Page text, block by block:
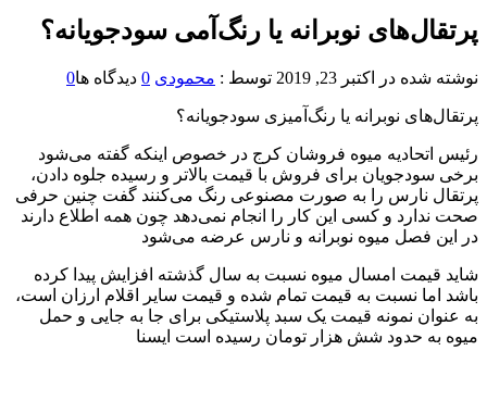
پرتقال‌های نوبرانه یا رنگ‌آمی سودجویانه؟
نوشته شده در اکتبر 23, 2019 توسط : محمودی 0 دیدگاه ها0
پرتقال‌های نوبرانه یا رنگ‌آمیزی سودجویانه؟
رئیس اتحادیه میوه فروشان کرج در خصوص اینکه گفته می‌شود
برخی سودجویان برای فروش با قیمت بالاتر و رسیده جلوه دادن،
پرتقال نارس را به صورت مصنوعی رنگ می‌کنند گفت چنین حرفی
صحت ندارد و کسی این کار را انجام نمی‌دهد چون همه اطلاع دارند
در این فصل میوه نوبرانه و نارس عرضه می‌شود
شاید قیمت امسال میوه نسبت به سال گذشته افزایش پیدا کرده
باشد اما نسبت به قیمت تمام شده و قیمت سایر اقلام ارزان است،
به عنوان نمونه قیمت یک سبد پلاستیکی برای جا به جایی و حمل
میوه به حدود شش هزار تومان رسیده است ایسنا